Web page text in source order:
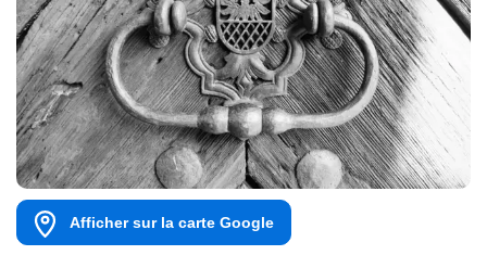
Afficher sur la carte Google